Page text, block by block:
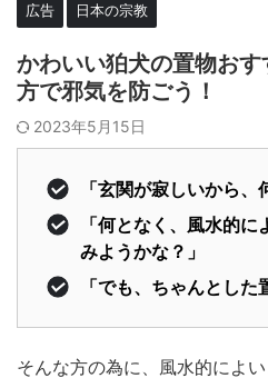
広告 日本の宗教
かわいい狛犬の置物お
方で邪気を防ごう！
2023年5月15日
「玄関が寂しいから、
「何となく、風水的
みようかな？」
「でも、ちゃんとし
そんな方の為に、風水的によ